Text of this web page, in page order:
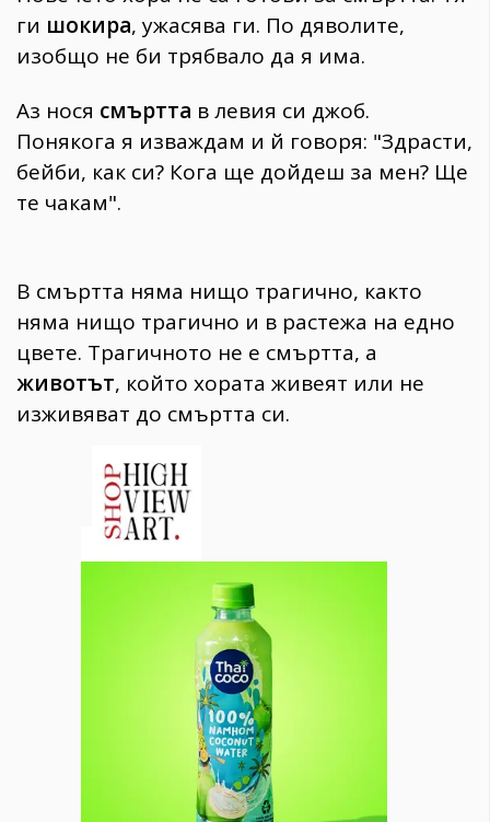
Wellness
1816
ПОСЛЕДВАЙТЕ
НИ
ги шокира, ужасява ги. По дяволите,
изобщо не би трябвало да я има.
Аз нося смъртта в левия си джоб.
Понякога я изваждам и й говоря: "Здрасти,
бейби, как си? Кога ще дойдеш за мен? Ще
те чакам".
В смъртта няма нищо трагично, както
няма нищо трагично и в растежа на едно
цвете. Трагичното не е смъртта, а
животът, който хората живеят или не
изживяват до смъртта си.